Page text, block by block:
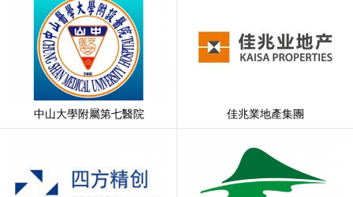
中山大學附屬第七醫院 佳兆業地產集團